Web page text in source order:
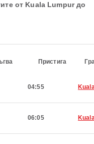
от Kuala Lumpur до
Пристига
04:55
06:05